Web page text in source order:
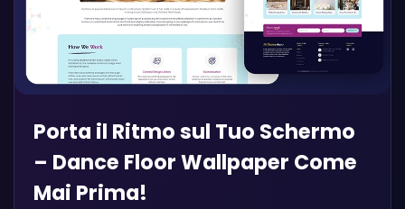
Porta il Ritmo sul Tuo Schermo
– Dance Floor Wallpaper Come
Mai Prima!